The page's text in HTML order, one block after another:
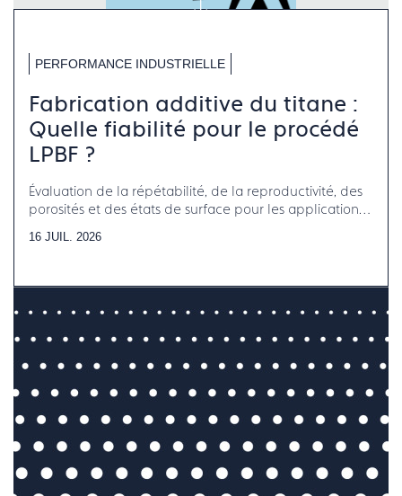
PERFORMANCE INDUSTRIELLE
Fabrication additive du titane :
Quelle fiabilité pour le procédé
LPBF ?
Évaluation de la répétabilité, de la reproductivité, des
porosités et des états de surface pour les applications
16 JUIL. 2026